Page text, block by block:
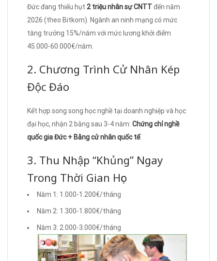
Đức đang thiếu hụt 2 triệu nhân sự CNTTđến năm
2026 (theo Bitkom). Ngành an ninh mạng có mức
tăng trưởng 15%/năm với mức lương khởi điểm
45.000-60.000€/năm.
2. Chương Trình Cử Nhân Kép
Độc Đáo
Kết hợp song song học nghề tại doanh nghiệp và học
đại học, nhận 2 bằng sau 3-4 năm: Chứng chỉ nghề
quốc gia Đức + Bằng cử nhân quốc tế.
3. Thu Nhập “Khủng” Ngay
Trong Thời Gian Học
Năm 1: 1.000-1.200€/tháng
Năm 2: 1.300-1.800€/tháng
Năm 3: 2.000-3.000€/tháng